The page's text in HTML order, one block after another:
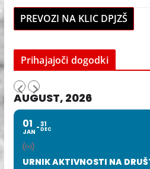
PREVOZI NA KLIC DPJZŠ
Prihajajoči dogodki
AUGUST, 2026
01
JAN
31
DEC
URNIK AKTIVNOSTI NA